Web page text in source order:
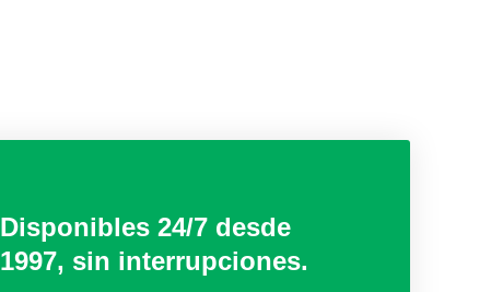
Disponibles 24/7 desde
1997, sin interrupciones.